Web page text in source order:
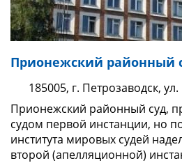
Прионежский районный
185005, г. Петрозаводск,
Прионежский районный суд,
судом первой инстанции, но
института мировых судей
второй (апелляционной)